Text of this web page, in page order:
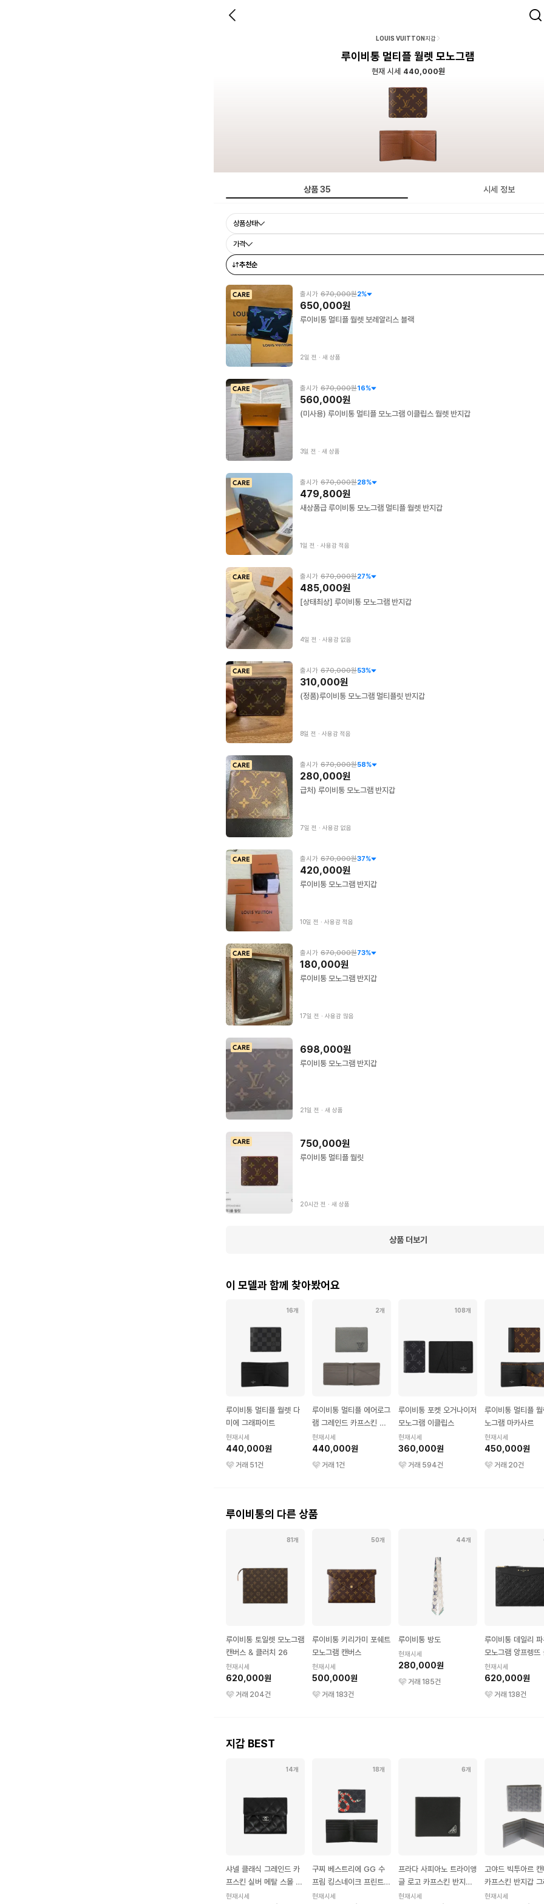
LOUIS VUITTON지갑
루이비통 멀티플 월렛 모노그램
현재 시세 440,000원
상품35 시세 정보
상품상태
가격
추천순
출시가 670,000원2%
650,000원
루이비통 멀티플 월렛 보레알리스 블랙
2일 전 ∙ 새 상품
출시가 670,000원16%
560,000원
(미사용) 루이비통 멀티플 모노그램 이클립스 월렛 반지갑
3일 전 ∙ 새 상품
출시가 670,000원28%
479,800원
새상품급 루이비통 모노그램 멀티플 월렛 반지갑
1일 전 ∙ 사용감 적음
출시가 670,000원27%
485,000원
[상태최상] 루이비통 모노그램 반지갑
4일 전 ∙ 사용감 없음
출시가 670,000원53%
310,000원
(정품)루이비통 모노그램 멀티플릿 반지갑
8일 전 ∙ 사용감 적음
출시가 670,000원58%
280,000원
급처) 루이비통 모노그램 반지갑
7일 전 ∙ 사용감 없음
출시가 670,000원37%
420,000원
루이비통 모노그램 반지갑
10일 전 ∙ 사용감 적음
출시가 670,000원73%
180,000원
루이비통 모노그램 반지갑
17일 전 ∙ 사용감 많음
698,000원
루이비통 모노그램 반지갑
21일 전 ∙ 새 상품
750,000원
루이비통 멀티플 월릿
20시간 전 ∙ 새 상품
상품 더보기
이 모델과 함께 찾아봤어요
16개
루이비통 멀티플 월렛 다
미에 그래파이트
현재시세
440,000원
거래 51건
2개
루이비통 멀티플 에어로그
램 그레인드 카프스킨 월
렛 그레이
현재시세
440,000원
거래 1건
108개
루이비통 포켓 오거나이저
모노그램 이클립스
현재시세
360,000원
거래 594건
루이비통 멀티플
노그램 마카사르
현재시세
450,000원
거래 20건
루이비통의 다른 상품
81개
루이비통 토일렛 모노그램
캔버스 & 클러치 26
현재시세
620,000원
거래 204건
50개
루이비통 키리가미 포쉐트
모노그램 캔버스
현재시세
500,000원
거래 183건
44개
루이비통 방도
현재시세
280,000원
거래 185건
루이비통 데일리
모노그램 앙프렝뜨
현재시세
620,000원
거래 138건
지갑 BEST
14개
샤넬 클래식 그레인드 카
프스킨 실버 메탈 스몰 플
랩 지갑 블랙
현재시세
18개
구찌 베스트리에 GG 수
프림 킹스네이크 프린트
캔버스 반지갑 블랙
현재시세
6개
프라다 사피아노 트라이앵
글 로고 카프스킨 반지갑
블랙
현재시세
고야드 빅투아르
카프스킨 반지갑
현재시세